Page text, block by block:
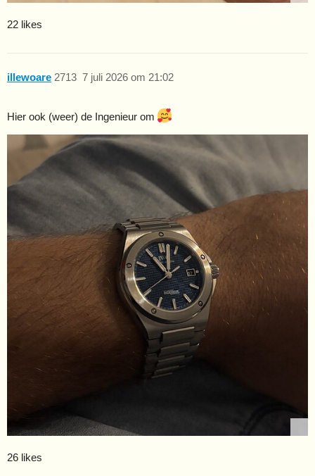
22 likes
illewoare 7 juli 2026 om 21:02
2713
Hier ook (weer) de Ingenieur om
26 likes